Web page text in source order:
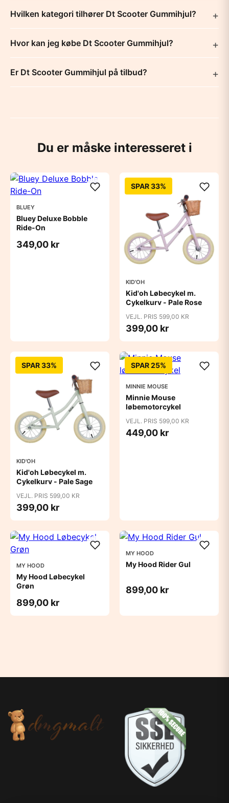
Hvilken kategori tilhører Dt Scooter Gummihjul?
Hvor kan jeg købe Dt Scooter Gummihjul?
Er Dt Scooter Gummihjul på tilbud?
Du er måske interesseret i
BLUEY
Bluey Deluxe Bobble
Ride-On
349,00 kr
SPAR 33%
KID'OH
Kid'oh Løbecykel m.
Cykelkurv - Pale Rose
VEJL. PRIS 599,00 KR
399,00 kr
SPAR 33%
KID'OH
Kid'oh Løbecykel m.
Cykelkurv - Pale Sage
VEJL. PRIS 599,00 KR
399,00 kr
SPAR 25%
MINNIE MOUSE
Minnie Mouse
løbemotorcykel
VEJL. PRIS 599,00 KR
449,00 kr
MY HOOD
My Hood Løbecykel
Grøn
899,00 kr
MY HOOD
My Hood Rider Gul
899,00 kr